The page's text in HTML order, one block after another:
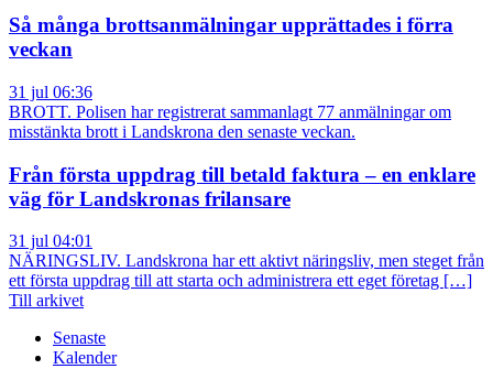
Så många brottsanmälningar upprättades i förra
veckan
31 jul 06:36
BROTT. Polisen har registrerat sammanlagt 77 anmälningar om
misstänkta brott i Landskrona den senaste veckan.
Från första uppdrag till betald faktura – en enklare
väg för Landskronas frilansare
31 jul 04:01
NÄRINGSLIV. Landskrona har ett aktivt näringsliv, men steget från
ett första uppdrag till att starta och administrera ett eget företag […]
Till arkivet
Senaste
Kalender